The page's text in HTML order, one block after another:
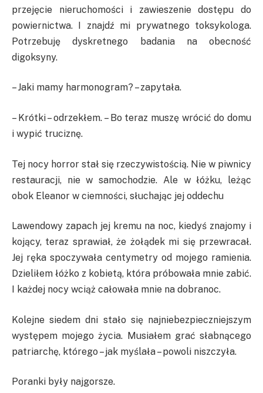
przejęcie nieruchomości i zawieszenie dostępu do
powiernictwa. I znajdź mi prywatnego toksykologa.
Potrzebuję dyskretnego badania na obecność
digoksyny.
– Jaki mamy harmonogram? – zapytała.
– Krótki – odrzekłem. – Bo teraz muszę wrócić do domu
i wypić truciznę.
Tej nocy horror stał się rzeczywistością. Nie w piwnicy
restauracji, nie w samochodzie. Ale w łóżku, leżąc
obok Eleanor w ciemności, słuchając jej oddechu
Lawendowy zapach jej kremu na noc, kiedyś znajomy i
kojący, teraz sprawiał, że żołądek mi się przewracał.
Jej ręka spoczywała centymetry od mojego ramienia.
Dzieliłem łóżko z kobietą, która próbowała mnie zabić.
I każdej nocy wciąż całowała mnie na dobranoc.
Kolejne siedem dni stało się najniebezpieczniejszym
występem mojego życia. Musiałem grać słabnącego
patriarchę, którego – jak myślała – powoli niszczyła.
Poranki były najgorsze.